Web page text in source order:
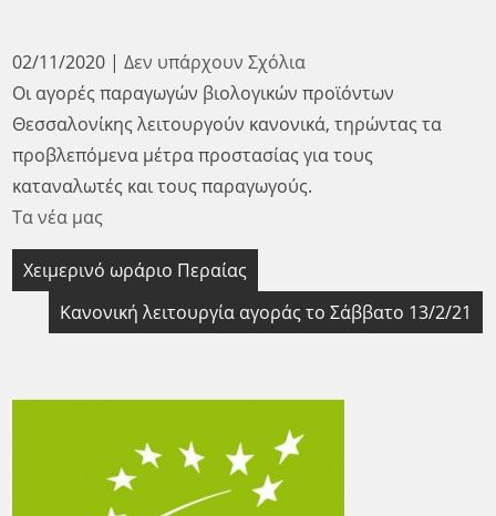
02/11/2020 |Δεν υπάρχουν Σχόλια
Οι αγορές παραγωγών βιολογικών προϊόντων
Θεσσαλονίκης λειτουργούν κανονικά, τηρώντας τα
προβλεπόμενα μέτρα προστασίας για τους
καταναλωτές και τους παραγωγούς.
Τα νέα μας
Πλοήγηση
άρθρων
Χειμερινό ωράριο Περαίας
Κανονική λειτουργία αγοράς το Σάββατο 13/2/21